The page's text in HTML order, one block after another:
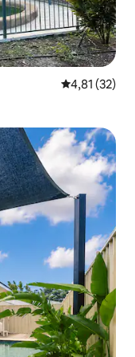
Évaluation
4,81 (32)